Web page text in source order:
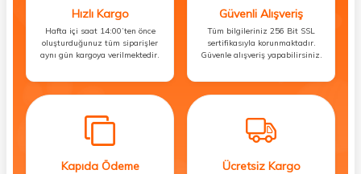
Hızlı Kargo
Hafta içi saat 14:00’ten önce
oluşturduğunuz tüm siparişler
aynı gün kargoya verilmektedir.
Güvenli Alışveriş
Tüm bilgileriniz 256 Bit SSL
sertifikasıyla korunmaktadır.
Güvenle alışveriş yapabilirsiniz.
Kapıda Ödeme Ücretsiz Kargo